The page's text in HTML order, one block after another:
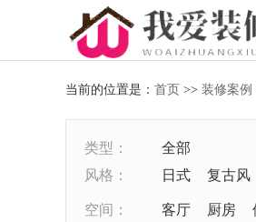
当前的位置是： 首页 >> 装修案例
类型：
全部
风格：
日式 复古风
空间： 客厅 厨房